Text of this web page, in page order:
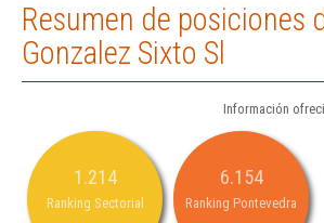
Resumen de posiciones
Gonzalez Sixto Sl
Información
1.214
Ranking Sectorial
6.154
Ranking Pontevedra